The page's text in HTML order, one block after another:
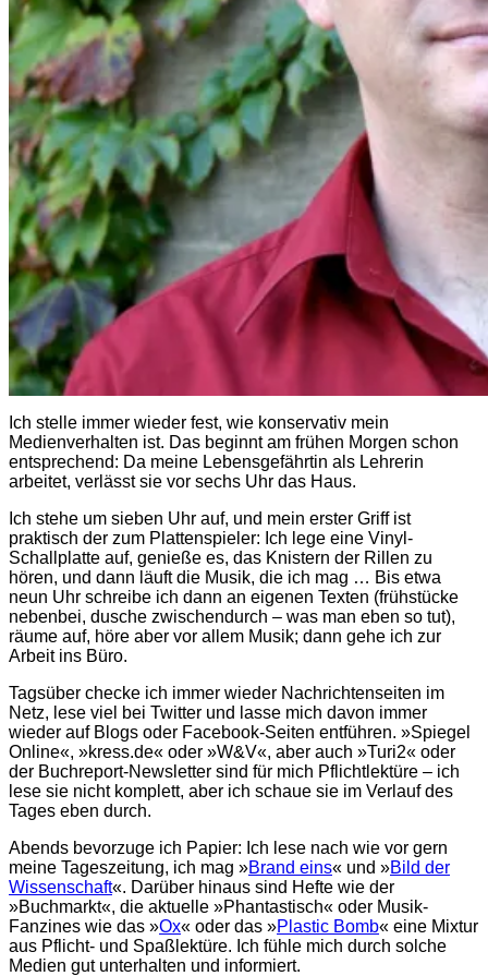
Ich stelle immer wieder fest, wie konservativ mein
Medienverhalten ist. Das beginnt am frühen Morgen schon
entsprechend: Da meine Lebensgefährtin als Lehrerin
arbeitet, verlässt sie vor sechs Uhr das Haus.
Ich stehe um sieben Uhr auf, und mein erster Griff ist
praktisch der zum Plattenspieler: Ich lege eine Vinyl-
Schallplatte auf, genieße es, das Knistern der Rillen zu
hören, und dann läuft die Musik, die ich mag … Bis etwa
neun Uhr schreibe ich dann an eigenen Texten (frühstücke
nebenbei, dusche zwischendurch – was man eben so tut),
räume auf, höre aber vor allem Musik; dann gehe ich zur
Arbeit ins Büro.
Tagsüber checke ich immer wieder Nachrichtenseiten im
Netz, lese viel bei Twitter und lasse mich davon immer
wieder auf Blogs oder Facebook-Seiten entführen. »Spiegel
Online«, »kress.de« oder »W&V«, aber auch »Turi2« oder
der Buchreport-Newsletter sind für mich Pflichtlektüre – ich
lese sie nicht komplett, aber ich schaue sie im Verlauf des
Tages eben durch.
Abends bevorzuge ich Papier: Ich lese nach wie vor gern
meine Tageszeitung, ich mag »Brand eins« und »Bild der
Wissenschaft«. Darüber hinaus sind Hefte wie der
»Buchmarkt«, die aktuelle »Phantastisch« oder Musik-
Fanzines wie das »Ox« oder das »Plastic Bomb« eine Mixtur
aus Pflicht- und Spaßlektüre. Ich fühle mich durch solche
Medien gut unterhalten und informiert.